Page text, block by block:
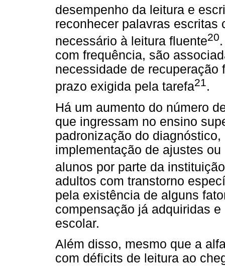
desempenho da leitura e
reconhecer palavras escritas
necessário à leitura fluente20
com frequência, são
necessidade de recuperação
prazo exigida pela tarefa21.
Há um aumento do número
que ingressam no ensino
padronização do
implementação de ajustes
alunos por parte da instituição
adultos com transtorno
pela existência de alguns
compensação já adquiridas
escolar.
Além disso, mesmo que a
com déficits de leitura ao